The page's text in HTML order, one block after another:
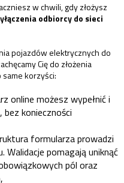
w chwili, gdy złożysz
odbiorcy do sieci
pojazdów elektrycznych do
Cię do złożenia
korzyści:
online możesz wypełnić i
konieczności
formularza prowadzi
Walidacje pomagają uniknąć
pól oraz